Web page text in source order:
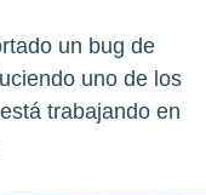
un bug de
uno de los
trabajando en